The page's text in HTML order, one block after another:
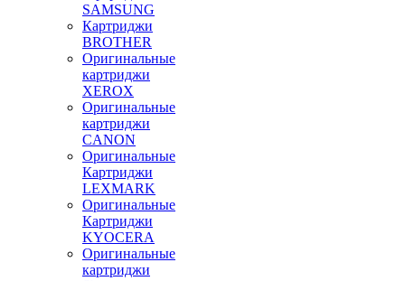
SAMSUNG
Картриджи
BROTHER
Оригинальные
картриджи
XEROX
Оригинальные
картриджи
CANON
Оригинальные
Картриджи
LEXMARK
Оригинальные
Картриджи
KYOCERA
Оригинальные
картриджи